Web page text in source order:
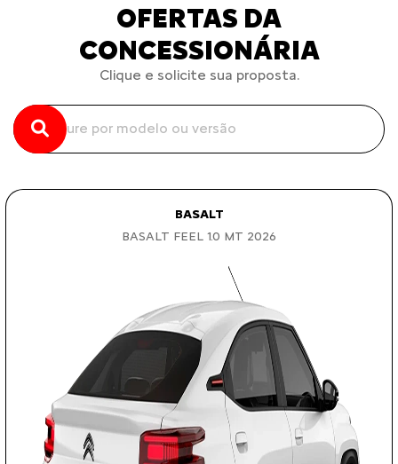
OFERTAS DA
CONCESSIONÁRIA
Clique e solicite sua proposta.
BASALT
BASALT FEEL 1.0 MT 2026